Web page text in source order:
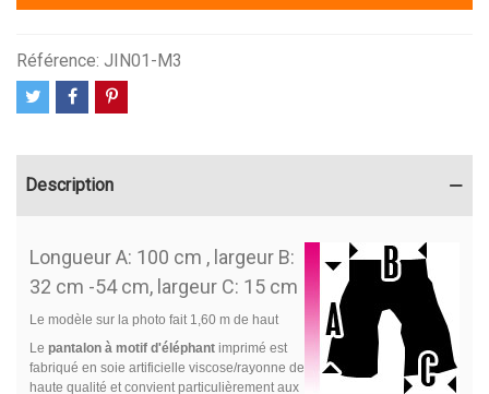
Référence: JIN01-M3
Description
Longueur A: 100 cm , largeur B:
32 cm -54 cm, largeur C: 15 cm
Le modèle sur la photo fait 1,60 m de haut
Le pantalon à motif d'éléphant imprimé est
fabriqué en soie artificielle viscose/rayonne de
haute qualité et convient particulièrement aux